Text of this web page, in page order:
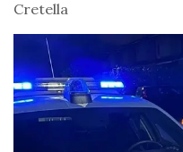
Cretella